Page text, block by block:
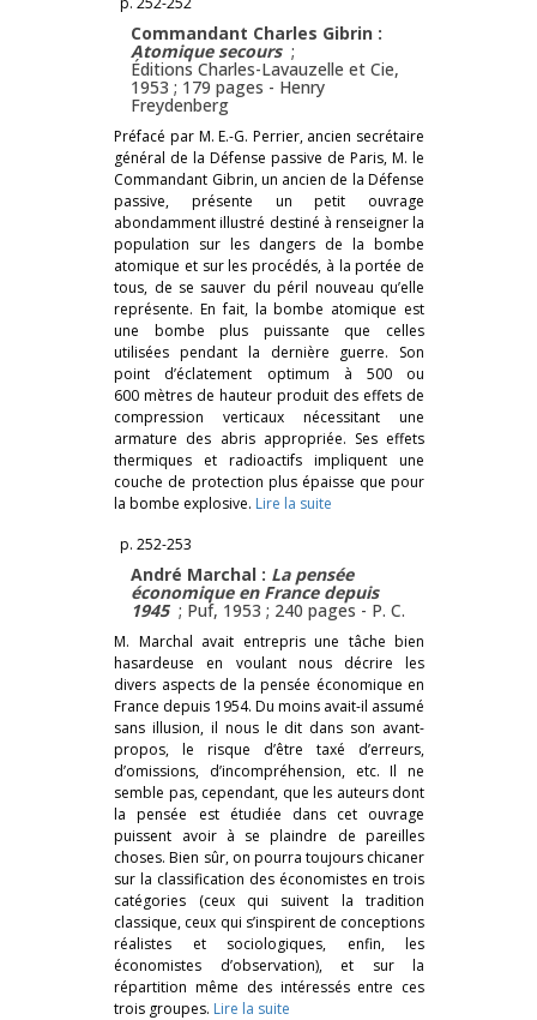
Commandant Charles Gibrin :
Atomique secours ;
Éditions Charles-Lavauzelle et Cie,
1953 ; 179 pages - Henry
Freydenberg
Préfacé par M. E.-G. Perrier, ancien secrétaire
général de la Défense passive de Paris, M. le
Commandant Gibrin, un ancien de la Défense
passive, présente un petit ouvrage
abondamment illustré destiné à renseigner la
population sur les dangers de la bombe
atomique et sur les procédés, à la portée de
tous, de se sauver du péril nouveau qu’elle
représente. En fait, la bombe atomique est
une bombe plus puissante que celles
utilisées pendant la dernière guerre. Son
point d’éclatement optimum à 500 ou
600 mètres de hauteur produit des effets de
compression verticaux nécessitant une
armature des abris appropriée. Ses effets
thermiques et radioactifs impliquent une
couche de protection plus épaisse que pour
la bombe explosive. Lire la suite
p. 252-253
André Marchal : La pensée
économique en France depuis
1945 ; Puf, 1953 ; 240 pages - P. C.
M. Marchal avait entrepris une tâche bien
hasardeuse en voulant nous décrire les
divers aspects de la pensée économique en
France depuis 1954. Du moins avait-il assumé
sans illusion, il nous le dit dans son avant-
propos, le risque d’être taxé d’erreurs,
d’omissions, d’incompréhension, etc. Il ne
semble pas, cependant, que les auteurs dont
la pensée est étudiée dans cet ouvrage
puissent avoir à se plaindre de pareilles
choses. Bien sûr, on pourra toujours chicaner
sur la classification des économistes en trois
catégories (ceux qui suivent la tradition
classique, ceux qui s’inspirent de conceptions
réalistes et sociologiques, enfin, les
économistes d’observation), et sur la
répartition même des intéressés entre ces
trois groupes. Lire la suite